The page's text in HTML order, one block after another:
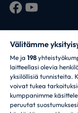
CANDY HOOVER
osakkeenomistaja
Comolli, 57 –
Välitämme
Me ja 198
laitteellasi olevia
yksilöllisiä tunnisteita.
voivat tukea
kumppanimme
peruutat